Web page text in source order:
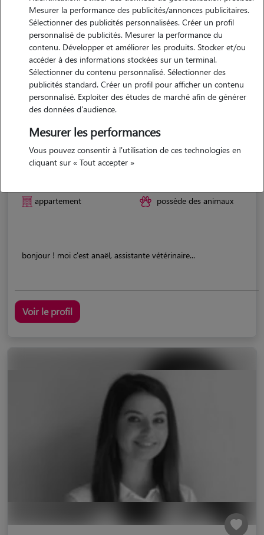
Anaël
appartement possède des animaux
bonjour ! moi c'est anaël, assistante vétérinaire...
Voir le profil
Mesurer la performance des publicités/annonces publicitaires.
Sélectionner des publicités personnalisées. Créer un profil
personnalisé de publicités. Mesurer la performance du
contenu. Développer et améliorer les produits. Stocker et/ou
accéder à des informations stockées sur un terminal.
Sélectionner du contenu personnalisé. Sélectionner des
publicités standard. Créer un profil pour afficher un contenu
personnalisé. Exploiter des études de marché afin de générer
des données d'audience.
Mesurer les performances
Vous pouvez consentir à l'utilisation de ces technologies en
cliquant sur « Tout accepter »